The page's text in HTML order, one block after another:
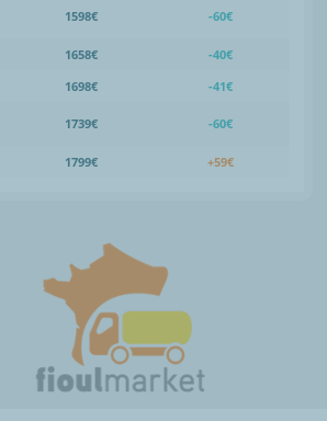
1598€ -60€
1658€
-40€
1698€
-41€
1739€ -60€
1799€ +59€